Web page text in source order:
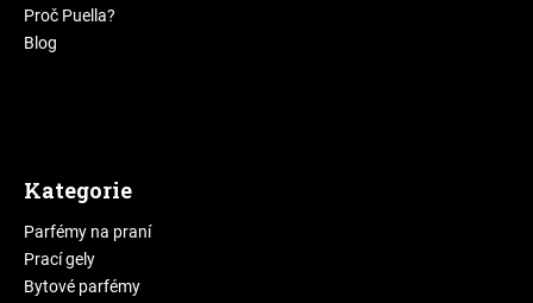
Proč Puella?
Blog
Kategorie
Parfémy na praní
Prací gely
Bytové parfémy